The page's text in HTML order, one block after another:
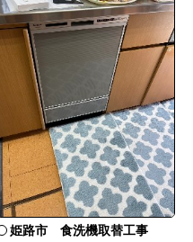
姫路市 食洗機取替工事